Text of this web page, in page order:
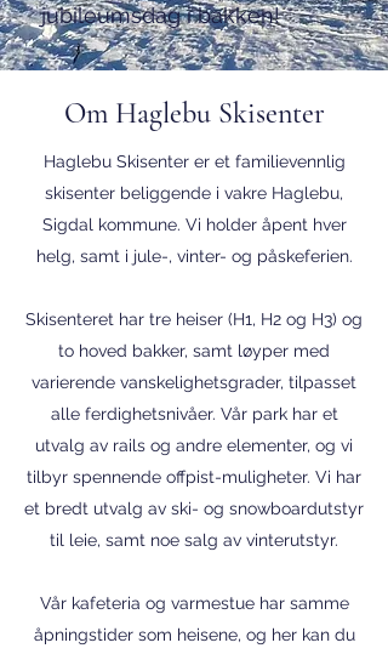
jubileumsdag i bakken!
Om Haglebu Skisenter
Haglebu Skisenter er et familievennlig
skisenter beliggende i vakre Haglebu,
Sigdal kommune. Vi holder åpent hver
helg, samt i jule-, vinter- og påskeferien.
Skisenteret har tre heiser (H1, H2 og H3) og
to hoved bakker, samt løyper med
varierende vanskelighetsgrader, tilpasset
alle ferdighetsnivåer. Vår park har et
utvalg av rails og andre elementer, og vi
tilbyr spennende offpist-muligheter. Vi har
et bredt utvalg av ski- og snowboardutstyr
til leie, samt noe salg av vinterutstyr.
Vår kafeteria og varmestue har samme
åpningstider som heisene, og her kan du